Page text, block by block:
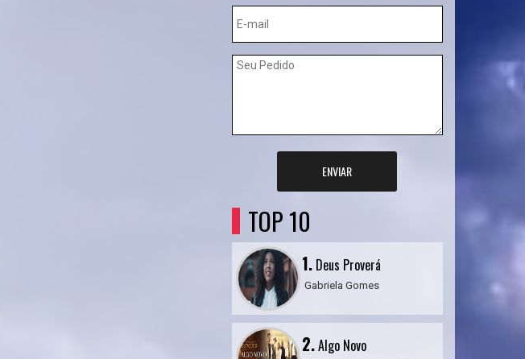
ENVIAR
TOP 10
1.Deus Proverá
Gabriela Gomes
2.Algo Novo